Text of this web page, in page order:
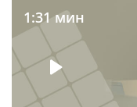
1:31 мин